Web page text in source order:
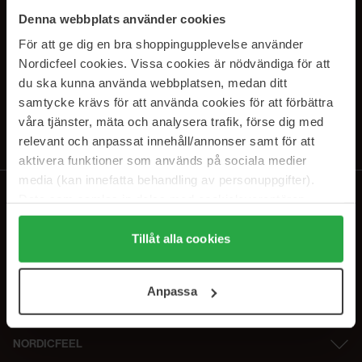
Denna webbplats använder cookies
För att ge dig en bra shoppingupplevelse använder
Nordicfeel cookies. Vissa cookies är nödvändiga för att
du ska kunna använda webbplatsen, medan ditt
samtycke krävs för att använda cookies för att förbättra
våra tjänster, mäta och analysera trafik, förse dig med
relevant och anpassat innehåll/annonser samt för att
aktivera funktioner som används på sociala medier
media (kan innefatta behandling av personuppgifter).
Genom att trycka på "Tillåt alla cookies" accepterar du
alla cookies, medan du under "Detaljer" kan anpassa
användningen av cookies. Du kan när som helst återkalla
samt vår Integritetspolicy.
Tillåt alla cookies
Anpassa
PRENUMERERA PÅ VÅRA
NYHETSBREV
Genom att prenumerera accepterar du vårIntegritetspolicy.
Avprenumerera när som helst.
NORDICFEEL